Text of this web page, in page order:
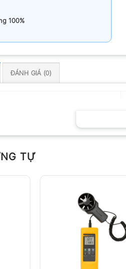
100%
ĐÁNH GIÁ (0)
TỰ